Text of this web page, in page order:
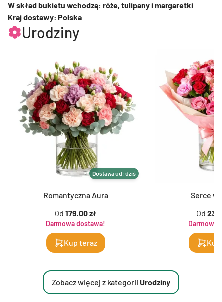
W skład bukietu wchodzą: róże, tulipany i margaretki
Kraj dostawy: Polska
Urodziny
Dostawa od: dziś
Romantyczna Aura
Od 179,00 zł
Darmowa dostawa!
Kup teraz
Serce w
Od
Darmowa
Zobacz więcej z kategorii Urodziny